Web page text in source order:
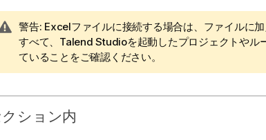
情
報
メ
モ
警告: Excelファイルに接続する場合は、ファイルに
すべて、 Talend Studioを起動したプロジェクトやル
ていることをご確認ください。
ション内